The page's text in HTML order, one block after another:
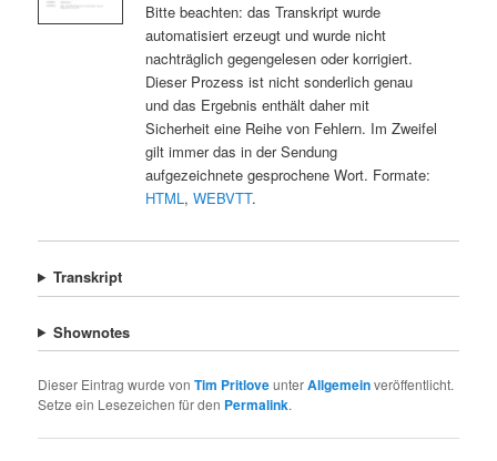
Bitte beachten: das Transkript wurde
automatisiert erzeugt und wurde nicht
nachträglich gegengelesen oder korrigiert.
Dieser Prozess ist nicht sonderlich genau
und das Ergebnis enthält daher mit
Sicherheit eine Reihe von Fehlern. Im Zweifel
gilt immer das in der Sendung
aufgezeichnete gesprochene Wort. Formate:
HTML, WEBVTT.
Transkript
Shownotes
Dieser Eintrag wurde vonTim PritloveunterAllgemeinveröffentlicht.
Setze ein Lesezeichen für den Permalink.